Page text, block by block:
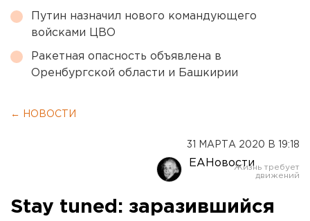
Путин назначил нового командующего
войсками ЦВО
Ракетная опасность объявлена в
Оренбургской области и Башкирии
← НОВОСТИ
31 МАРТА 2020 В 19:18
ЕАНовости
Stay tuned: заразившийся